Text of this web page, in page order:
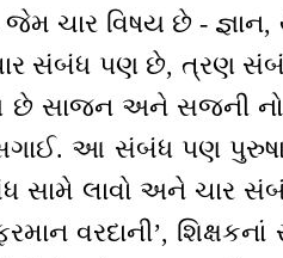
ચાર વિષય છે - જ્ઞાન,
સંબંધ પણ છે, ત્રણ
છે સાજન અને સજની
આ સંબંધ પણ
સામે લાવો અને ચાર
વરદાની’,